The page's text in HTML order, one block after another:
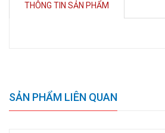
THÔNG TIN SẢN PHẨM
SẢN PHẨM LIÊN QUAN